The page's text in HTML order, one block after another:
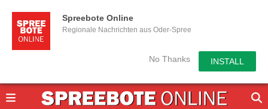
Spreebote Online
Regionale Nachrichten aus Oder-Spree
No Thanks INSTALL